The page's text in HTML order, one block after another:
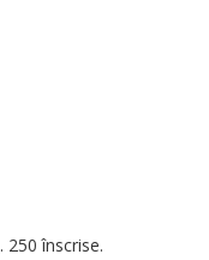
. 250 înscrise.